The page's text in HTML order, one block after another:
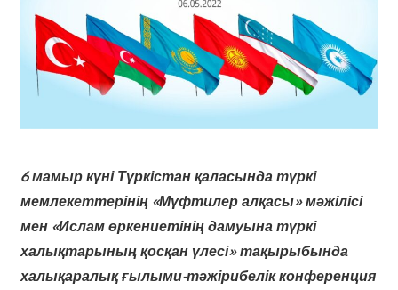
6 мамыр күні Түркістан қаласында түркі
мемлекеттерінің «Мүфтилер алқасы» мәжілісі
мен «Ислам өркениетінің дамуына түркі
халықтарының қосқан үлесі» тақырыбында
халықаралық ғылыми-тәжірибелік конференция